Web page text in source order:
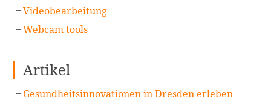
Videobearbeitung
Webcam tools
Artikel
Gesundheitsinnovationen in Dresden erleben